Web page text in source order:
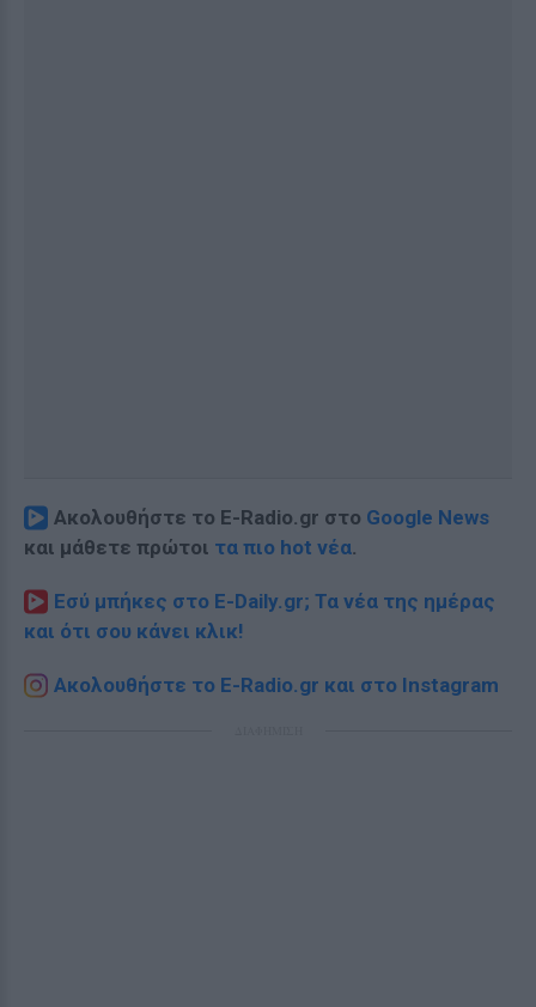
Ακολουθήστε το E-Radio.gr στο Google News
και μάθετε πρώτοι τα πιο hot νέα.
Εσύ μπήκες στο E-Daily.gr; Τα νέα της ημέρας
και ότι σου κάνει κλικ!
Ακολουθήστε το E-Radio.gr και στο Instagram